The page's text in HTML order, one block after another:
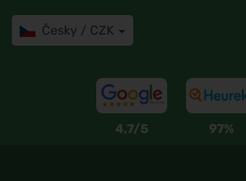
Česky / CZK
4,7/5 97%